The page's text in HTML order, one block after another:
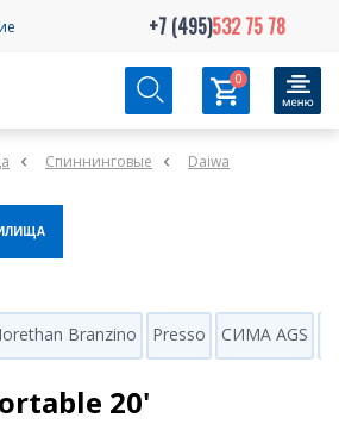
+7 (495)532 75 78
0
Спиннинговые Daiwa
Branzino Presso СИМА AGS
20'